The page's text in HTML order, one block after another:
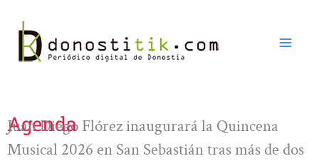
contenido
Agenda
Juan Diego Flórez inaugurará la Quincena
Musical 2026 en San Sebastián tras más de dos